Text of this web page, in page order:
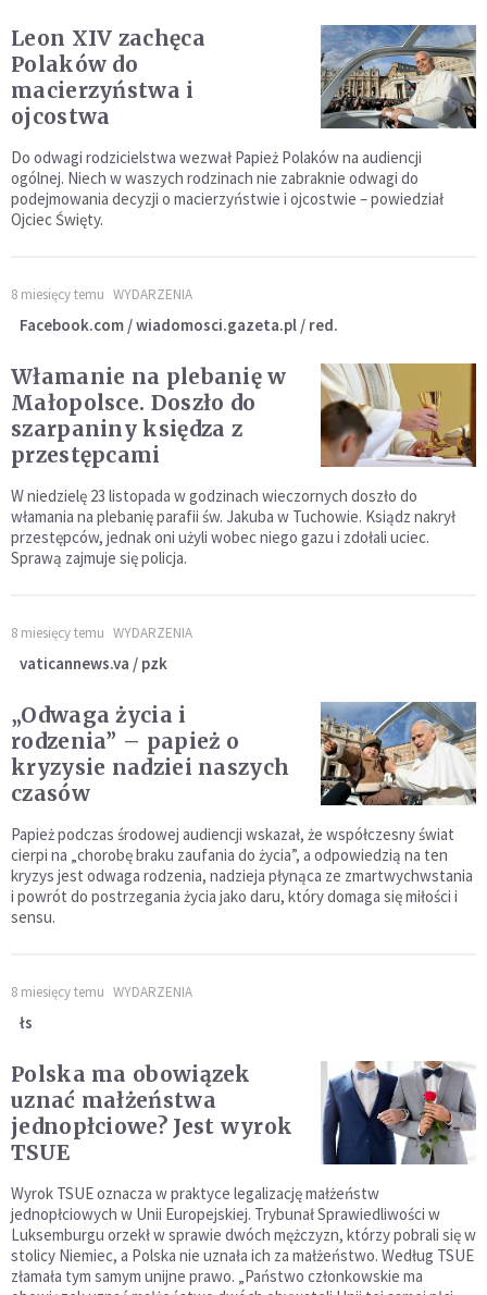
Leon XIV zachęca
Polaków do
macierzyństwa i
ojcostwa
Do odwagi rodzicielstwa wezwał Papież Polaków na audiencji
ogólnej. Niech w waszych rodzinach nie zabraknie odwagi do
podejmowania decyzji o macierzyństwie i ojcostwie – powiedział
Ojciec Święty.
8 miesięcy temu WYDARZENIA
Facebook.com / wiadomosci.gazeta.pl / red.
Włamanie na plebanię w
Małopolsce. Doszło do
szarpaniny księdza z
przestępcami
W niedzielę 23 listopada w godzinach wieczornych doszło do
włamania na plebanię parafii św. Jakuba w Tuchowie. Ksiądz nakrył
przestępców, jednak oni użyli wobec niego gazu i zdołali uciec.
Sprawą zajmuje się policja.
8 miesięcy temu WYDARZENIA
vaticannews.va / pzk
„Odwaga życia i
rodzenia” – papież o
kryzysie nadziei naszych
czasów
Papież podczas środowej audiencji wskazał, że współczesny świat
cierpi na „chorobę braku zaufania do życia”, a odpowiedzią na ten
kryzys jest odwaga rodzenia, nadzieja płynąca ze zmartwychwstania
i powrót do postrzegania życia jako daru, który domaga się miłości i
sensu.
8 miesięcy temu WYDARZENIA
łs
Polska ma obowiązek
uznać małżeństwa
jednopłciowe? Jest wyrok
TSUE
Wyrok TSUE oznacza w praktyce legalizację małżeństw
jednopłciowych w Unii Europejskiej. Trybunał Sprawiedliwości w
Luksemburgu orzekł w sprawie dwóch mężczyzn, którzy pobrali się w
stolicy Niemiec, a Polska nie uznała ich za małżeństwo. Według TSUE
złamała tym samym unijne prawo. „Państwo członkowskie ma